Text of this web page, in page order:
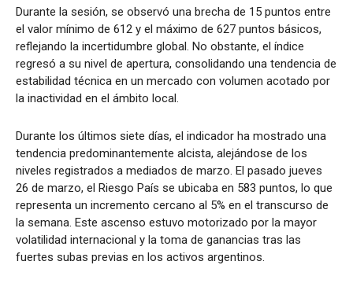
Durante la sesión, se observó una brecha de 15 puntos entre
el valor mínimo de 612 y el máximo de 627 puntos básicos,
reflejando la incertidumbre global. No obstante, el índice
regresó a su nivel de apertura, consolidando una tendencia de
estabilidad técnica en un mercado con volumen acotado por
la inactividad en el ámbito local.
Durante los últimos siete días, el indicador ha mostrado una
tendencia predominantemente alcista, alejándose de los
niveles registrados a mediados de marzo. El pasado jueves
26 de marzo, el Riesgo País se ubicaba en 583 puntos, lo que
representa un incremento cercano al 5% en el transcurso de
la semana. Este ascenso estuvo motorizado por la mayor
volatilidad internacional y la toma de ganancias tras las
fuertes subas previas en los activos argentinos.